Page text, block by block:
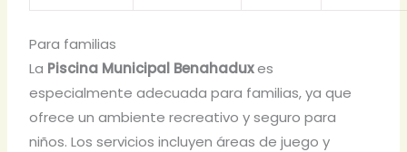
Para familias
La Piscina Municipal Benahaduxes
especialmente adecuada para familias, ya que
ofrece un ambiente recreativo y seguro para
niños. Los servicios incluyen áreas de juego y